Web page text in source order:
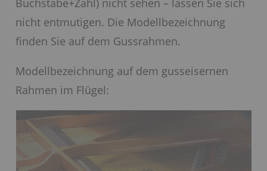
Buchstabe+Zahl) nicht sehen – lassen Sie sich
nicht entmutigen. Die Modellbezeichnung
finden Sie auf dem Gussrahmen.
Modellbezeichnung auf dem gusseisernen
Rahmen im Flügel: